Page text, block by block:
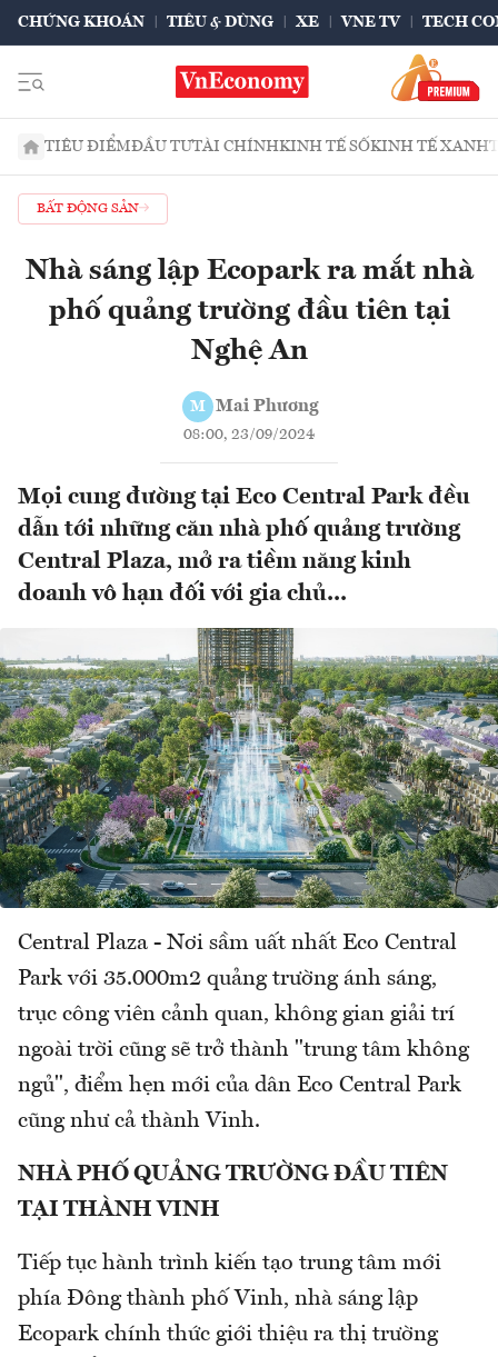
CHỨNG KHOÁN TIÊU & DÙNG XE VNE TV TECH
TIÊU ĐIỂMĐẦU TƯTÀI CHÍNHKINH TẾ SỐKINH TẾ XANH
BẤT ĐỘNG SẢN
Nhà sáng lập Ecopark ra mắt nhà
phố quảng trường đầu tiên tại
Nghệ An
M Mai Phương
08:00, 23/09/2024
Mọi cung đường tại Eco Central Park đều
dẫn tới những căn nhà phố quảng trường
Central Plaza, mở ra tiềm năng kinh
doanh vô hạn đối với gia chủ...
Central Plaza - Nơi sầm uất nhất Eco Central
Park với 35.000m2 quảng trường ánh sáng,
trục công viên cảnh quan, không gian giải trí
ngoài trời cũng sẽ trở thành "trung tâm không
ngủ", điểm hẹn mới của dân Eco Central Park
cũng như cả thành Vinh.
NHÀ PHỐ QUẢNG TRƯỜNG ĐẦU TIÊN
TẠI THÀNH VINH
Tiếp tục hành trình kiến tạo trung tâm mới
phía Đông thành phố Vinh, nhà sáng lập
Ecopark chính thức giới thiệu ra thị trường